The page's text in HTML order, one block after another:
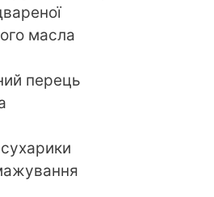
масла
перець